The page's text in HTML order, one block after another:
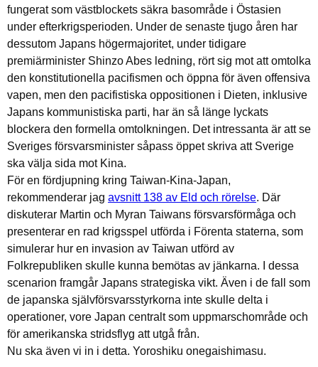
fungerat som västblockets säkra basområde i Östasien
under efterkrigsperioden. Under de senaste tjugo åren har
dessutom Japans högermajoritet, under tidigare
premiärminister Shinzo Abes ledning, rört sig mot att omtolka
den konstitutionella pacifismen och öppna för även offensiva
vapen, men den pacifistiska oppositionen i Dieten, inklusive
Japans kommunistiska parti, har än så länge lyckats
blockera den formella omtolkningen. Det intressanta är att se
Sveriges försvarsminister såpass öppet skriva att Sverige
ska välja sida mot Kina.
För en fördjupning kring Taiwan-Kina-Japan,
rekommenderar jag avsnitt 138 av Eld och rörelse. Där
diskuterar Martin och Myran Taiwans försvarsförmåga och
presenterar en rad krigsspel utförda i Förenta staterna, som
simulerar hur en invasion av Taiwan utförd av
Folkrepubliken skulle kunna bemötas av jänkarna. I dessa
scenarion framgår Japans strategiska vikt. Även i de fall som
de japanska självförsvarsstyrkorna inte skulle delta i
operationer, vore Japan centralt som uppmarschområde och
för amerikanska stridsflyg att utgå från.
Nu ska även vi in i detta. Yoroshiku onegaishimasu.